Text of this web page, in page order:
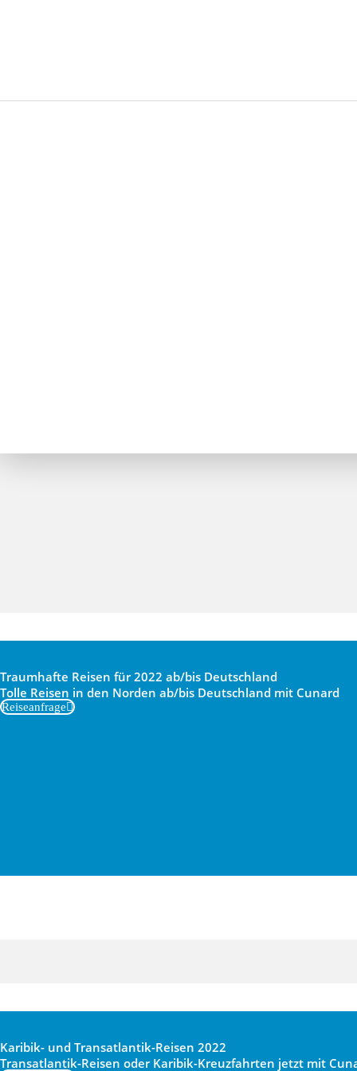
Traumhafte Reisen für 2022 ab/bis Deutschland
Tolle Reisen in den Norden ab/bis Deutschland mit Cunard
Reiseanfrage
Karibik- und Transatlantik-Reisen 2022
Transatlantik-Reisen oder Karibik-Kreuzfahrten jetzt mit